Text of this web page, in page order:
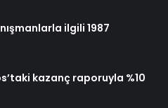
ilgili 1987
kazanç raporuyla %10